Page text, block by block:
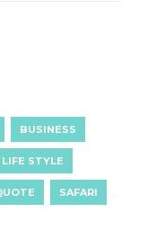
BUSINESS
LIFE STYLE
SAFARI